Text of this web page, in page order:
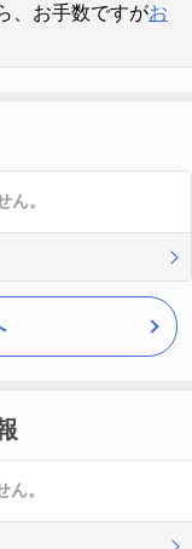
、お手数ですがお
。
。